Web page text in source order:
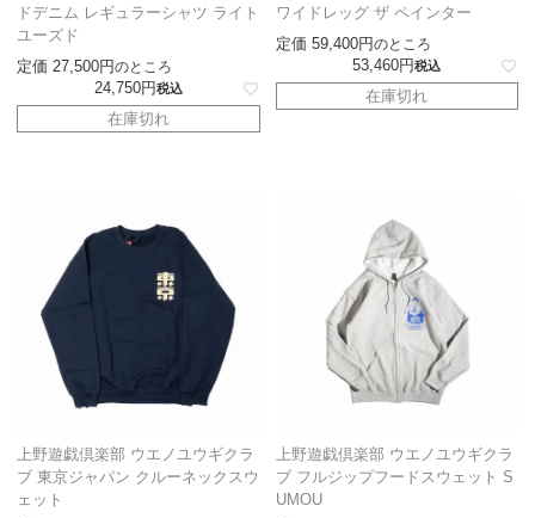
ドデニム レギュラーシャツ ライト
ユーズド
定価 27,500 のところ
24,750 税込
在庫切れ
ワイドレッグ ザ ペインター
定価 59,400 のところ
53,460 税込
在庫切れ
上野遊戯倶楽部 ウエノユウギクラ
ブ 東京ジャパン クルーネックスウ
ェット
上野遊戯倶楽部 ウエノユウギクラ
ブ フルジップフードスウェット S
UMOU